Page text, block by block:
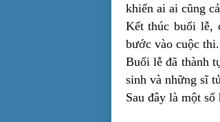
khiến ai ai cũng
Kết thúc buổi lễ,
bước vào cuộc thi.
Buổi lễ đã thành
sinh và những sĩ
Sau đây là một